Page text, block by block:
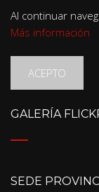
Al continuar
Más información
ACEPTO
GALERÍA
SEDE